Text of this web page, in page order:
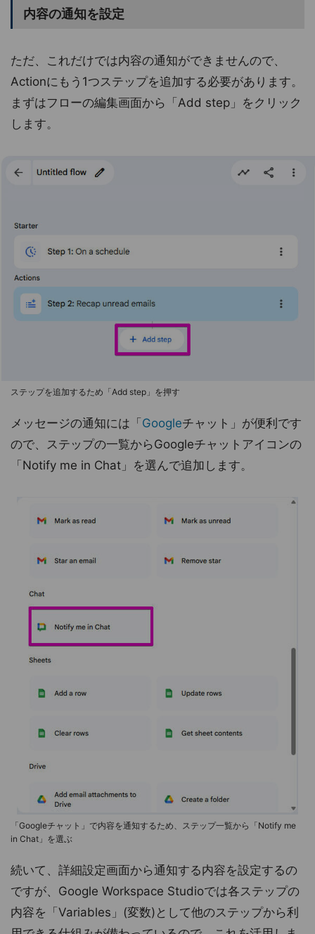
内容の通知を設定
ただ、これだけでは内容の通知ができませんので、
Actionにもう1つステップを追加する必要があります。
まずはフローの編集画面から「Add step」をクリック
します。
ステップを追加するため「Add step」を押す
メッセージの通知には「 Googleチャット」が便利です
ので、ステップの一覧からGoogleチャットアイコンの
「Notify me in Chat」を選んで追加します。
「Googleチャット」で内容を通知するため、ステップ一覧から「Notify me
in Chat」を選ぶ
続いて、詳細設定画面から通知する内容を設定するの
ですが、Google Workspace Studioでは各ステップの
内容を「Variables」(変数)として他のステップから利